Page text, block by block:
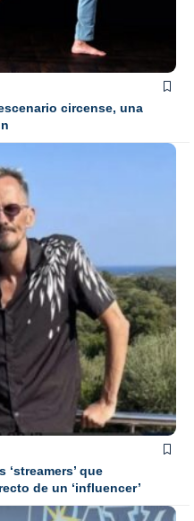
circense, una
que
de un ‘influencer’